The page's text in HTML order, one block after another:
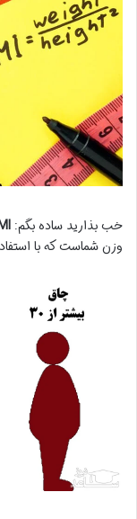
خب بذارید ساده بگم:
وزن شماست که با